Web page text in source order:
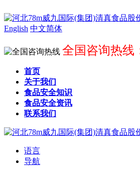
English 中文简体
全国咨询热线
首页
关于我们
食品安全知识
食品安全资讯
联系我们
语言
导航